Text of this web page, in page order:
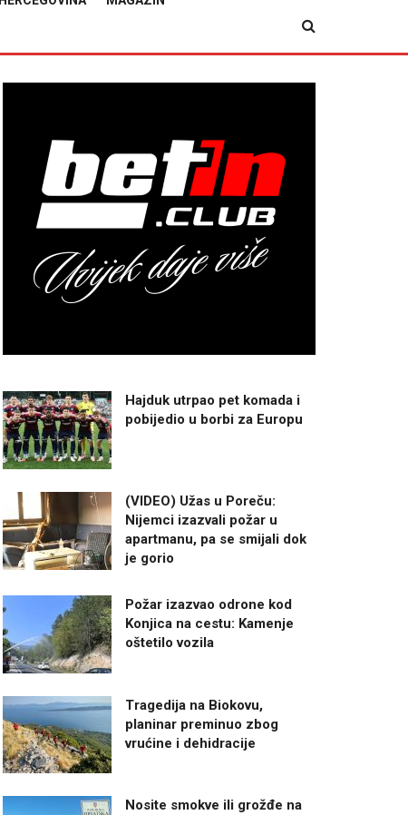
Hajduk utrpao pet komada i
pobijedio u borbi za Europu
(VIDEO) Užas u Poreču:
Nijemci izazvali požar u
apartmanu, pa se smijali dok
je gorio
Požar izazvao odrone kod
Konjica na cestu: Kamenje
oštetilo vozila
Tragedija na Biokovu,
planinar preminuo zbog
vrućine i dehidracije
Nosite smokve ili grožđe na